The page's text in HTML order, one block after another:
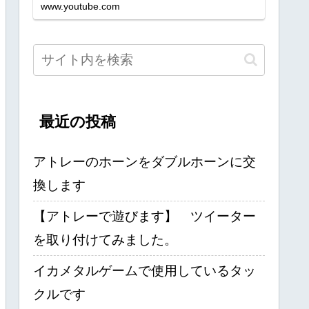
www.youtube.com
最近の投稿
アトレーのホーンをダブルホーンに交
換します
【アトレーで遊びます】 ツイーター
を取り付けてみました。
イカメタルゲームで使用しているタッ
クルです